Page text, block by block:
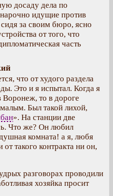
досаду дела по
идущие против
за своим бюро, ясно
от того, что
часть
что от худого раздела
Это и я испытал. Когда я
Воронеж, то в дороге
Был такой лихой,
». На станции две
Что же? Он любил
комната! а я, любя
такого контракта ни он,
разговорах проводили
хозяйка просит